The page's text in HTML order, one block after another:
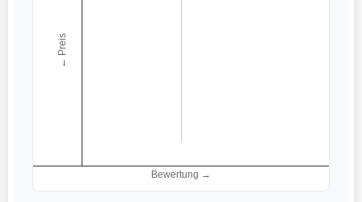
Bewertung →
← Preis